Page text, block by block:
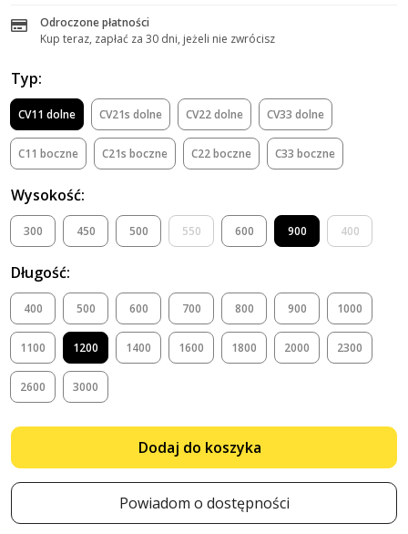
Odroczone płatności
Kup teraz, zapłać za 30 dni, jeżeli nie zwrócisz
Typ:
CV11 dolne CV21s dolne CV22 dolne CV33 dolne
C11 boczne C21s boczne C22 boczne C33 boczne
Wysokość:
300 450 500 550 600 900 400
Długość:
400 500 600 700 800 900 1000
1100 1200 1400 1600 1800 2000 2300
2600 3000
Dodaj do koszyka
Powiadom o dostępności